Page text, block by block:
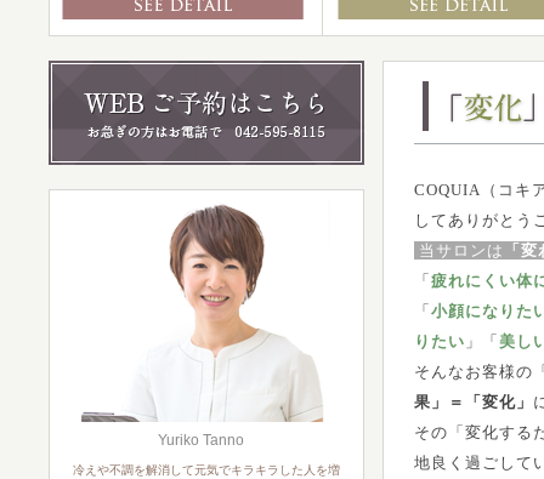
Yuriko Tanno
冷えや不調を解消して元気でキラキラした人を増
COQUIA（コキ
してありがとう
当サロンは
「
「 疲れにくい体
「 小顔になりた
りたい 」「 美し
そんなお客様の
果」＝「変化」
その「変化する
地良く過ごして